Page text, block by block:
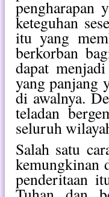
keteguhan
itu yang
berkorban
dapat
yang panjang
di awalnya.
teladan
seluruh
Salah satu
kemungkinan
penderitaan